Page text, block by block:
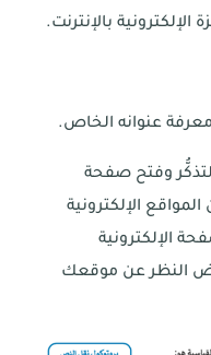
بالإنترنت.
عنوانه الخاص.
وفتح صفحة
الإلكترونية
الإلكترونية
النظر عن موقعك